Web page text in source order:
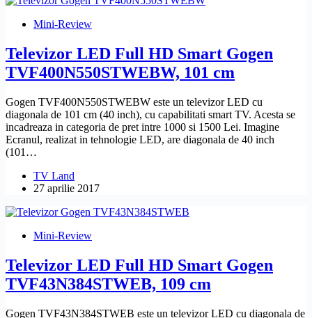
Mini-Review
Televizor LED Full HD Smart Gogen
TVF400N550STWEBW, 101 cm
Gogen TVF400N550STWEBW este un televizor LED cu
diagonala de 101 cm (40 inch), cu capabilitati smart TV. Acesta se
incadreaza in categoria de pret intre 1000 si 1500 Lei. Imagine
Ecranul, realizat in tehnologie LED, are diagonala de 40 inch
(101…
TV Land
27 aprilie 2017
Mini-Review
Televizor LED Full HD Smart Gogen
TVF43N384STWEB, 109 cm
Gogen TVF43N384STWEB este un televizor LED cu diagonala de